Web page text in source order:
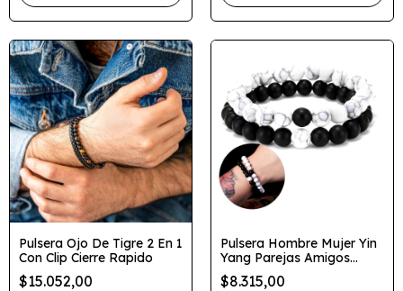
Pulsera Ojo De Tigre 2 En 1
Con Clip Cierre Rapido
$15.052,00
Pulsera Hombre Mujer Yin
Yang Parejas Amigos
Distancia
$8.315,00